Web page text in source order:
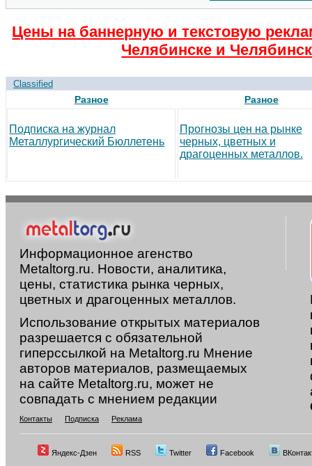
Цены на баннерную и текстовую
Челябинске и
Classified
Разное
Подписка на журнал
Металлургический Бюллетень
Разное
Прогнозы цен на рынке
черных, цветных и
драгоценных металлов.
Информационное агенство
Metaltorg.ru. Новости, аналитика,
цены, статистика рынка черных,
цветных и драгоценных металлов.
Использование открытых материалов
разрешается с обязательной
гиперссылкой на Metaltorg.ru Мнение
авторов материалов, размещаемых
на сайте Metaltorg.ru, может не
совпадать с мнением редакции
Контакты Подписка Реклама
Яндекс-Дзен RSS Twitter Facebook